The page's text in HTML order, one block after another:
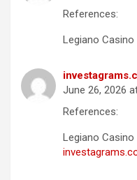
References:
Legiano Casino
June 26, 2026
References:
Legiano